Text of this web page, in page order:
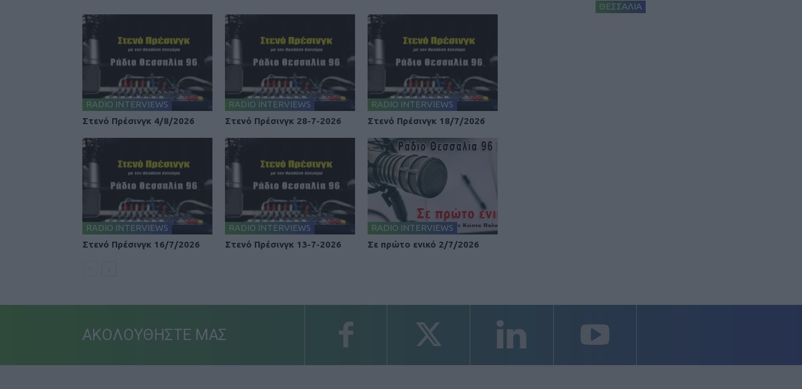
RADIO INTERVIEWS
Στενό Πρέσινγκ 4/8/2026
RADIO INTERVIEWS
Στενό Πρέσινγκ 28-7-2026
RADIO INTERVIEWS
Στενό Πρέσινγκ 18/7/2026
RADIO INTERVIEWS
Στενό Πρέσινγκ 16/7/2026
RADIO INTERVIEWS
Στενό Πρέσινγκ 13-7-2026
RADIO INTERVIEWS
Σε πρώτο ενικό 2/7/2026
ΘΕΣΣΑΛΙΑ
ΑΚΟΛΟΥΘΗΣΤΕ ΜΑΣ